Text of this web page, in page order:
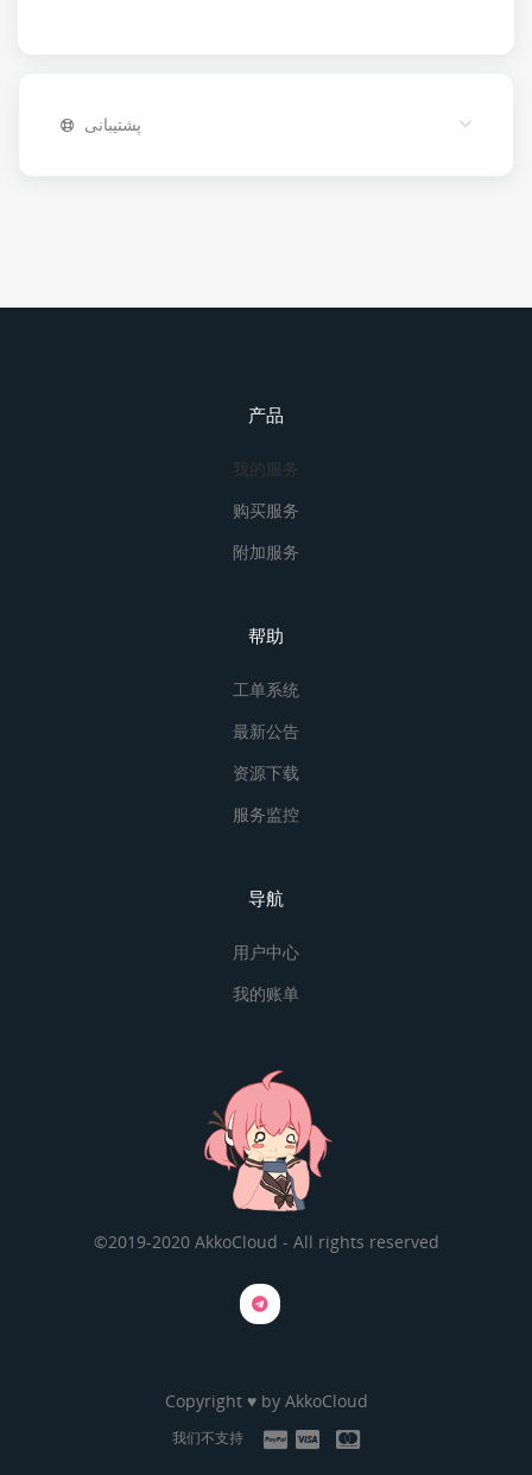
پشتیبانی
产品
我的服务
购买服务
附加服务
帮助
工单系统
最新公告
资源下载
服务监控
导航
用户中心
我的账单
©2019-2020 AkkoCloud - All rights reserved
Copyright ♥ by AkkoCloud
我们不支持